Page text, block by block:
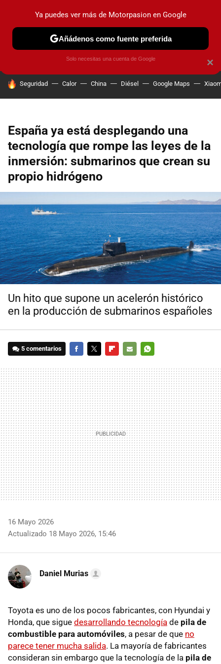
PRUEBAS COCHES ELÉCTRICOS OBSERVATORIO
HOY SE HABLA DE
Seguridad Calor China Diésel Google Maps
España ya está desplegando una
tecnología que rompe las leyes de la
inmersión: submarinos que crean su
propio hidrógeno
Un hito que supone un acelerón histórico
en la producción de submarinos españoles
5 comentarios
MAIL
16 Mayo 2026
Actualizado 18 Mayo 2026, 15:46
Daniel Murias
Toyota es uno de los pocos fabricantes, con Hyundai y
Honda, que sigue desarrollando tecnología de pila de
combustible para automóviles, a pesar de que no
parece tener mucha salida. La mayoría de fabricantes
consideran sin embargo que la tecnología de la pila de
×
Ya puedes ver más de Motorpasion en Google
Añádenos como fuente preferida
Solo necesitas una cuenta de Google